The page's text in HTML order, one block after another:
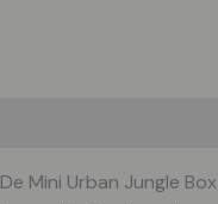
De Mini Urban Jungle